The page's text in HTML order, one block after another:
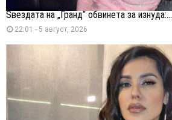
Ѕвездата на „Гранд“ обвинета за изнуда:...
22:01 - 5 август, 2026